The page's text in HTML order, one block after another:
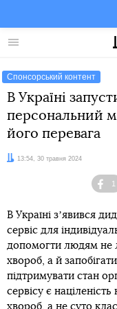
Меню
Спонсорський контент
В Україні
персональний
його перевага
Дата:13:54, 30 травня 2024
1
В Україні зʼявився
сервіс для
допомогти людям не
хвороб, а й
підтримувати стан
сервісу є
хвороб, а не суто